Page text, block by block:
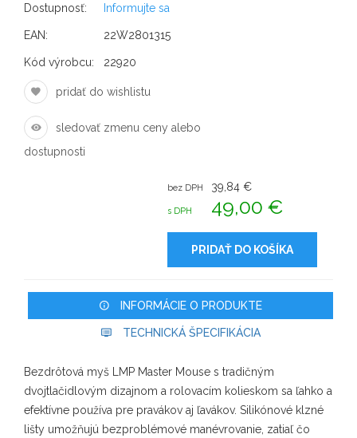
Dostupnosť: Informujte sa
EAN: 22W2801315
Kód výrobcu: 22920
pridať do wishlistu
sledovať zmenu ceny alebo
dostupnosti
bez DPH 39,84 €
s DPH 49,00 €
PRIDAŤ DO KOŠÍKA
INFORMÁCIE O PRODUKTE
TECHNICKÁ ŠPECIFIKÁCIA
Bezdrôtová myš LMP Master Mouse s tradičným
dvojtlačidlovým dizajnom a rolovacím kolieskom sa ľahko a
efektívne používa pre pravákov aj ľavákov. Silikónové klzné
lišty umožňujú bezproblémové manévrovanie, zatiaľ čo